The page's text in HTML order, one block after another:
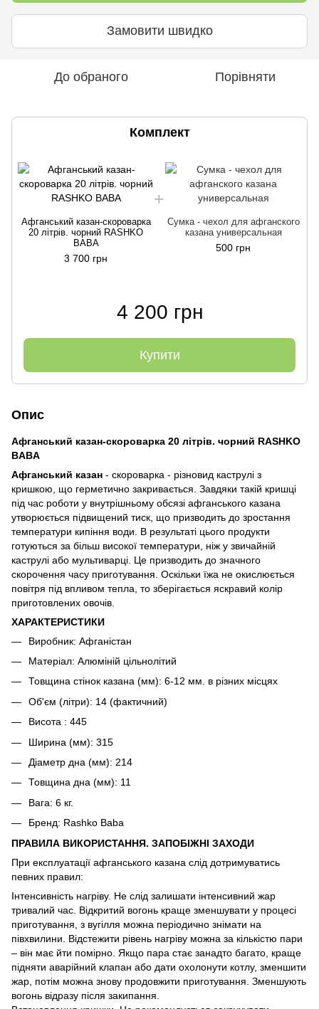
Замовити швидко
До обраного Порівняти
Комплект
Афганський казан-скороварка
20 літрів. чорний RASHKO
BABA
3 700 грн
Сумка - чехол для афганского
казана универсальная
500 грн
4 200 грн
Купити
Опис
Афганський казан-скороварка 20 літрів. чорний RASHKO
BABA
Афганський казан - скороварка - різновид каструлі з
кришкою, що герметично закривається. Завдяки такій кришці
під час роботи у внутрішньому обсязі афганського казана
утворюється підвищений тиск, що призводить до зростання
температури кипіння води. В результаті цього продукти
готуються за більш високої температури, ніж у звичайній
каструлі або мультиварці. Це призводить до значного
скорочення часу приготування. Оскільки їжа не окислюється
повітря під впливом тепла, то зберігається яскравий колір
приготовлених овочів.
ХАРАКТЕРИСТИКИ
Виробник: Афганістан
Матеріал: Алюміній цільнолітий
Товщина стінок казана (мм): 6-12 мм. в різних місцях
Об'єм (літри): 14 (фактичний)
Висота : 445
Ширина (мм): 315
Діаметр дна (мм): 214
Товщина дна (мм): 11
Вага: 6 кг.
Бренд: Rashko Baba
ПРАВИЛА ВИКОРИСТАННЯ. ЗАПОБІЖНІ ЗАХОДИ
При експлуатації афганського казана слід дотримуватись
певних правил:
Інтенсивність нагріву. Не слід залишати інтенсивний жар
тривалий час. Відкритий вогонь краще зменшувати у процесі
приготування, з вугілля можна періодично знімати на
півхвилини. Відстежити рівень нагріву можна за кількістю пари
– він має йти помірно. Якщо пара стає занадто багато, краще
підняти аварійний клапан або дати охолонути котлу, зменшити
жар, потім можна знову продовжити приготування. Зменшують
вогонь відразу після закипання.